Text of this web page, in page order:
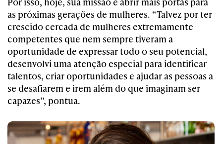
as próximas gerações de mulheres. “Talvez por ter
crescido cercada de mulheres extremamente
competentes que nem sempre tiveram a
oportunidade de expressar todo o seu potencial,
desenvolvi uma atenção especial para identificar
talentos, criar oportunidades e ajudar as pessoas a
se desafiarem e irem além do que imaginam ser
capazes”, pontua.